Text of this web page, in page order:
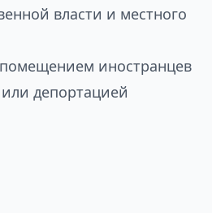
власти и местного
иностранцев
депортацией